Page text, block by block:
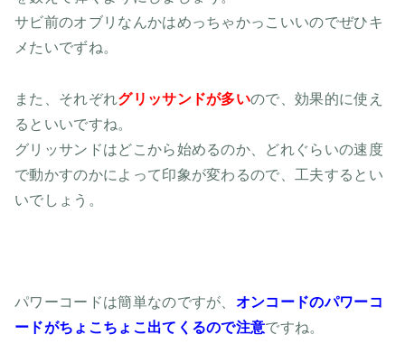
サビ前のオブリなんかはめっちゃかっこいいのでぜひキ
メたいでずね。
また、それぞれグリッサンドが多いので、効果的に使え
るといいですね。
グリッサンドはどこから始めるのか、どれぐらいの速度
で動かすのかによって印象が変わるので、工夫するとい
いでしょう。
パワーコードは簡単なのですが、 オンコードのパワーコ
ードがちょこちょこ出てくるので注意ですね。